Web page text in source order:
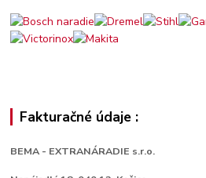
Fakturačné údaje :
BEMA - EXTRANÁRADIE s.r.o.